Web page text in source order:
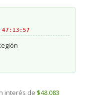
47:13:56
interés de $48.083